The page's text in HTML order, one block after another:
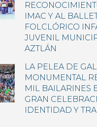
IMAC Y AL
FOLCLÓRICO
JUVENIL
AZTLÁN
LA PELEA DE
MONUMENTAL
MIL BAILARINES
GRAN
IDENTIDAD Y